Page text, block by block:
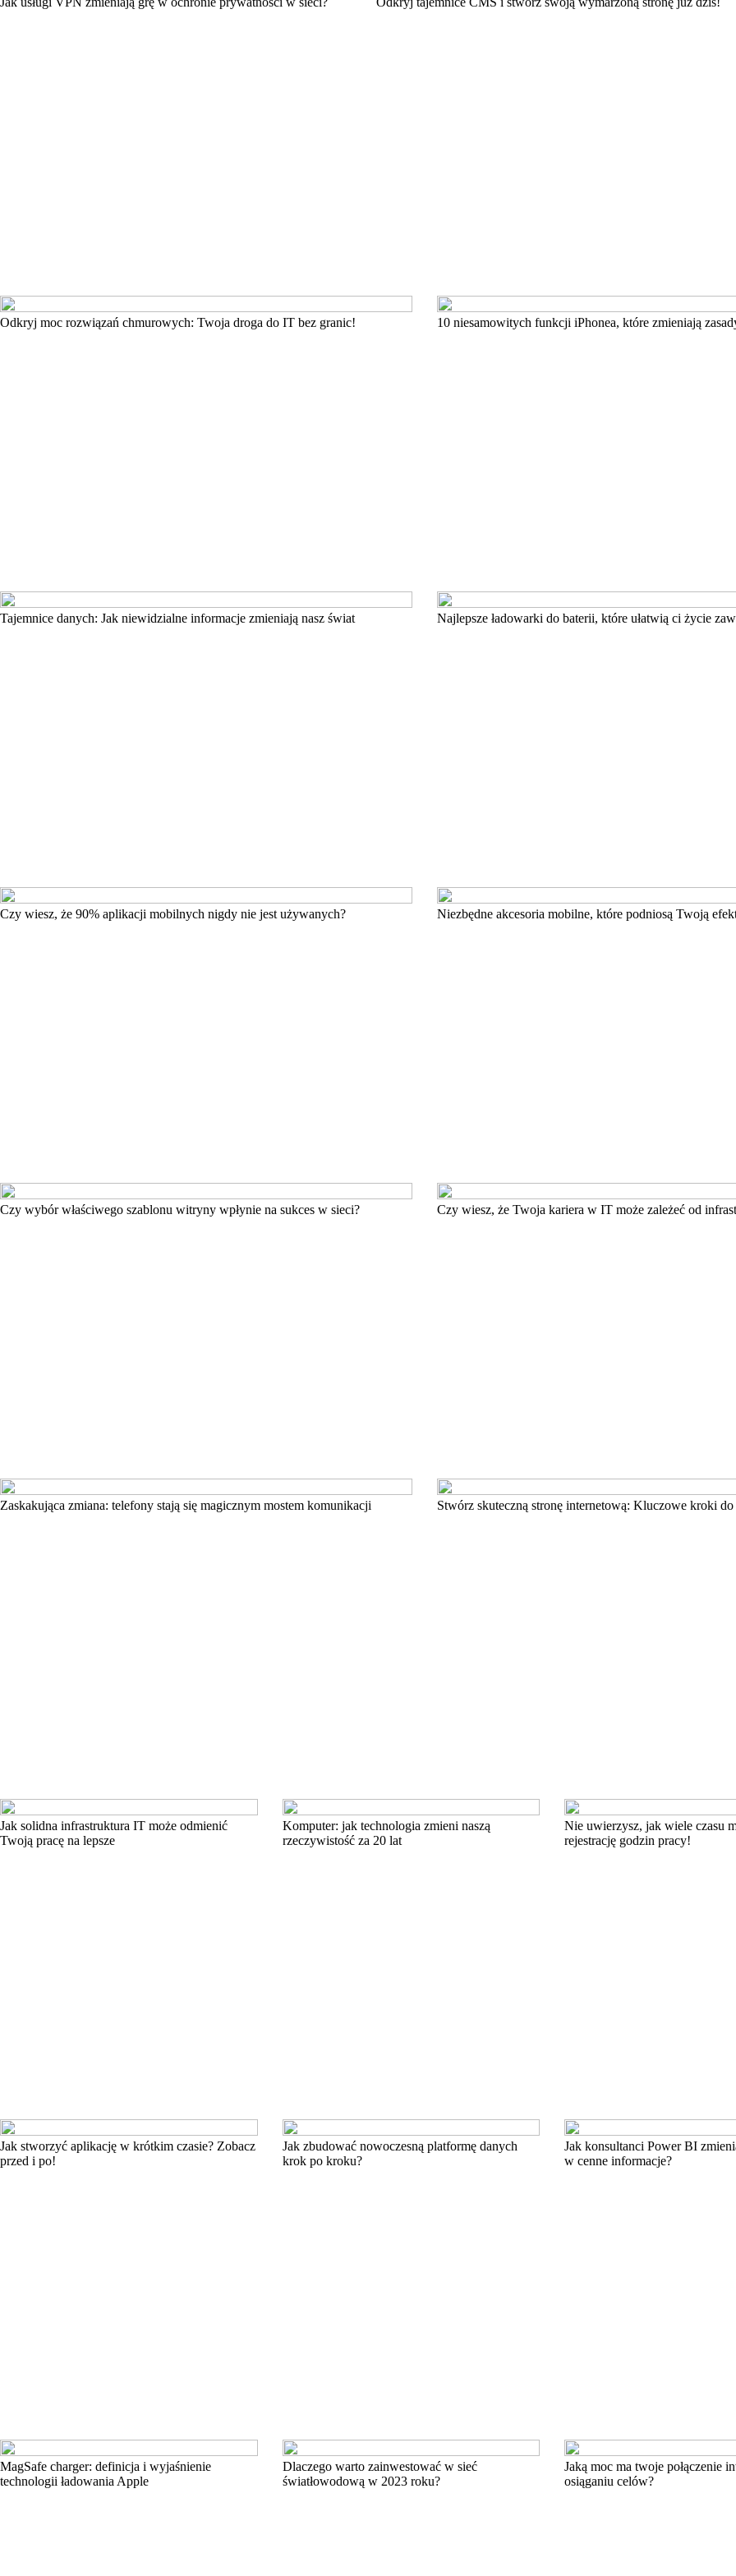
Odkryj moc rozwiązań chmurowych: Twoja droga do IT bez granic! 10 niesamowitych funkcji iPhonea, które zmieniają
Tajemnice danych: Jak niewidzialne informacje zmieniają nasz świat Najlepsze ładowarki do baterii, które ułatwią ci życie
Czy wiesz, że 90% aplikacji mobilnych nigdy nie jest używanych? Niezbędne akcesoria mobilne, które podniosą Twoją
Czy wybór właściwego szablonu witryny wpłynie na sukces w sieci? Czy wiesz, że Twoja kariera w IT może zależeć od
Zaskakująca zmiana: telefony stają się magicznym mostem komunikacji Stwórz skuteczną stronę internetową: Kluczowe kroki do
Jak solidna infrastruktura IT może odmienić
Twoją pracę na lepsze
Komputer: jak technologia zmieni naszą
rzeczywistość za 20 lat
Nie uwierzysz, jak wiele czasu
rejestrację godzin pracy!
Jak stworzyć aplikację w krótkim czasie? Zobacz
przed i po!
Jak zbudować nowoczesną platformę danych
krok po kroku?
Jak konsultanci Power BI
w cenne informacje?
MagSafe charger: definicja i wyjaśnienie
technologii ładowania Apple
Dlaczego warto zainwestować w sieć
światłowodową w 2023 roku?
Jaką moc ma twoje połączenie
osiąganiu celów?